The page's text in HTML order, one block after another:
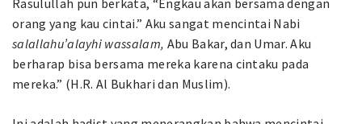
Rasulullah pun berkata, “Engkau akan bersama dengan
orang yang kau cintai.” Aku sangat mencintai Nabi
salallahu’alayhi wassalam, Abu Bakar, dan Umar. Aku
berharap bisa bersama mereka karena cintaku pada
mereka.” (H.R. Al Bukhari dan Muslim).